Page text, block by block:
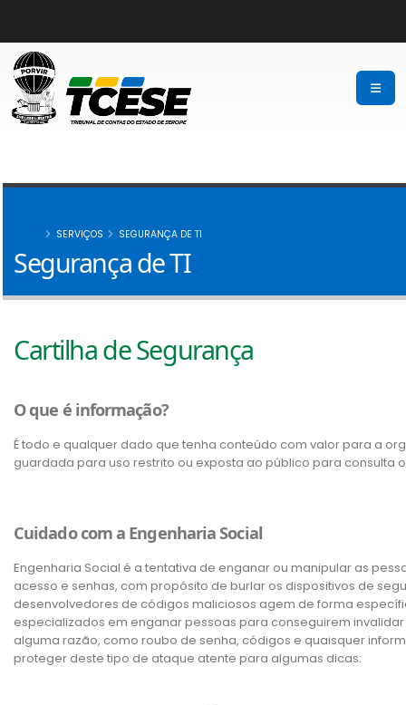
​SERVIÇOS SEGURANÇA DE TI
Segurança de TI
Cartilha de Segurança
O que é informação?
É todo e qualquer dado que tenha conteúdo com valor para a
guardada para uso restrito ou exposta ao público para consulta
Cuidado com a Engenharia Social
Engenharia Social é a tentativa de enganar ou manipular as
acesso e senhas, com propósito de burlar os dispositivos de
desenvolvedores de códigos maliciosos agem de forma
especializados em enganar pessoas para conseguirem
alguma razão, como roubo de senha, códigos e quaisquer
proteger deste tipo de ataque atente para algumas dicas: